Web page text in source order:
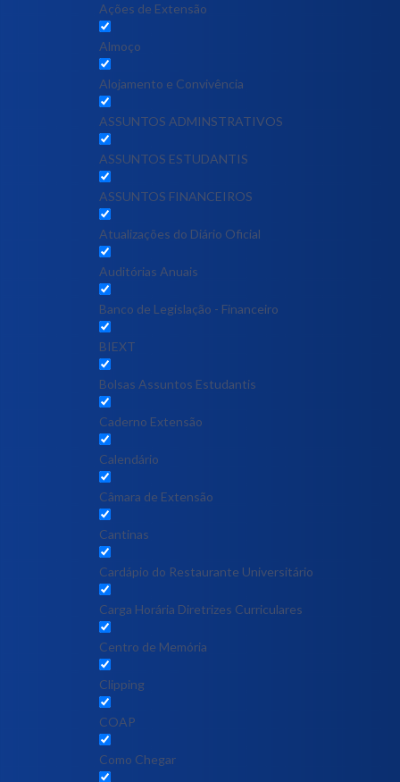
Ações de Extensão
Almoço
Alojamento e Convivência
ASSUNTOS ADMINSTRATIVOS
ASSUNTOS ESTUDANTIS
ASSUNTOS FINANCEIROS
Atualizações do Diário Oficial
Auditórias Anuais
Banco de Legislação - Financeiro
BIEXT
Bolsas Assuntos Estudantis
Caderno Extensão
Calendário
Câmara de Extensão
Cantinas
Cardápio do Restaurante Universitário
Carga Horária Diretrizes Curriculares
Centro de Memória
Clipping
COAP
Como Chegar